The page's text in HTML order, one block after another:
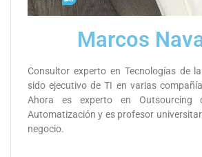
Marcos
Consultor experto en Tecnologías de
sido ejecutivo de TI en varias
Ahora es experto en
Automatización y es profesor
negocio.